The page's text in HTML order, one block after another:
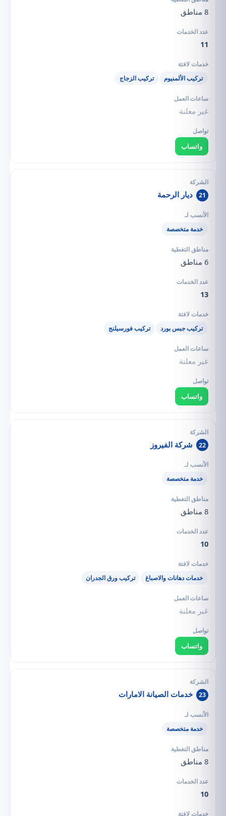
8 مناطق
11
تركيب الألمنيوم تركيب الزجاج
غير معلنة
واتساب
21 ديار الرحمة
خدمة متخصصة
6 مناطق
13
تركيب جبس بورد تركيب فورسيلنج
غير معلنة
واتساب
22 شركة الفيروز
خدمة متخصصة
8 مناطق
10
خدمات دهانات والاصباغ تركيب ورق الجدران
غير معلنة
واتساب
23 خدمات الصيانة الامارات
خدمة متخصصة
8 مناطق
10